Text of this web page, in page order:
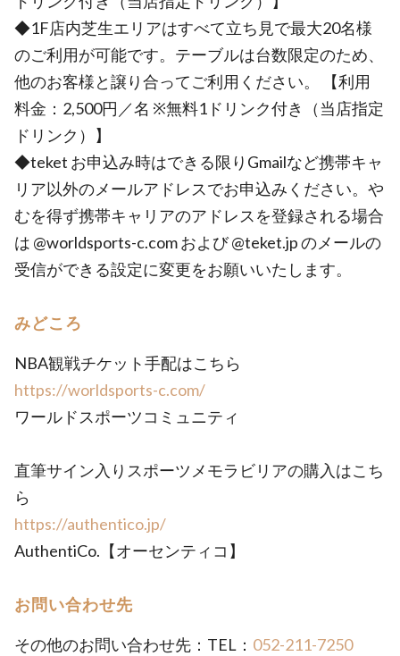
◆1F店内芝生エリアはすべて立ち見で最大20名様
のご利用が可能です。テーブルは台数限定のため、
他のお客様と譲り合ってご利用ください。 【利用
料金：2,500円／名 ※無料1ドリンク付き（当店指定
ドリンク）】
◆teket お申込み時はできる限りGmailなど携帯キャ
リア以外のメールアドレスでお申込みください。や
むを得ず携帯キャリアのアドレスを登録される場合
は @worldsports-c.com および @teket.jp のメールの
受信ができる設定に変更をお願いいたします。
みどころ
NBA観戦チケット手配はこちら
https://worldsports-c.com/
ワールドスポーツコミュニティ
直筆サイン入りスポーツメモラビリアの購入はこち
ら
https://authentico.jp/
AuthentiCo.【オーセンティコ】
お問い合わせ先
その他のお問い合わせ先：TEL： 052-211-7250